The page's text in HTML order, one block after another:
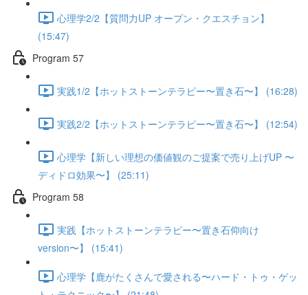
心理学2/2【質問力UP オープン・クエスチョン】
(15:47)
Program 57
実践1/2【ホットストーンテラピー〜置き石〜】 (16:28)
実践2/2【ホットストーンテラピー〜置き石〜】 (12:54)
心理学【新しい理想の価値観のご提案で売り上げUP 〜
ディドロ効果〜】 (25:11)
Program 58
実践【ホットストーンテラピー〜置き石仰向け
version〜】 (15:41)
心理学【鹿がたくさんで愛される〜ハード・トゥ・ゲッ